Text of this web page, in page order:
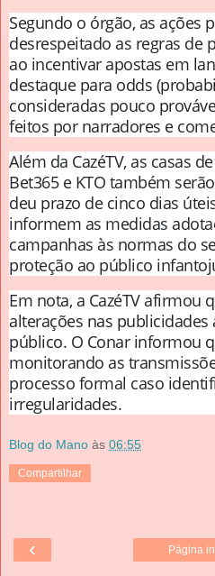
Segundo o órgão, as ações
desrespeitado as regras de
ao incentivar apostas em
destaque para odds
consideradas pouco
feitos por narradores e
Além da CazéTV, as casas
Bet365 e KTO também
deu prazo de cinco dias
informem as medidas
campanhas às normas do
proteção ao público
Em nota, a CazéTV afirmou
alterações nas
público. O Conar informou
monitorando as
processo formal caso
irregularidades.
Blog do Mano às 06:55
Compartilhar
‹ Página